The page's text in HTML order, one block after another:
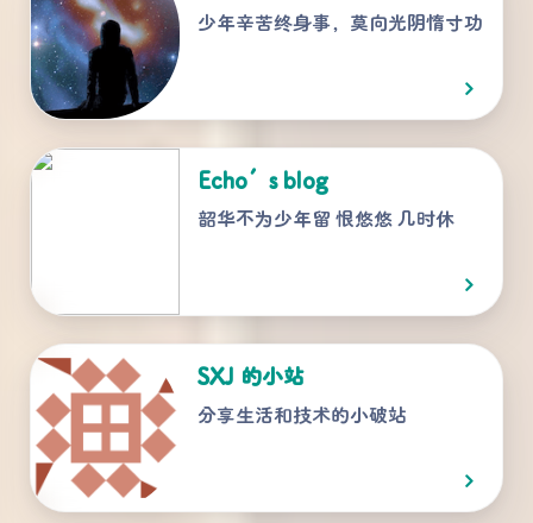
少年辛苦终身事，莫向光阴惰寸功
Echo’s blog
韶华不为少年留 恨悠悠 几时休
SXJ 的小站
分享生活和技术的小破站